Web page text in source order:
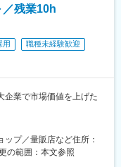
社）の可能性がありま
。※自宅待機の地域もあ
な状況が発生した場合
は代休取得、若しくは
その場合は時間外勤務を
幅広く取扱うマルチベ
残業10h
用
職種未経験歓迎
企業で市場価値を上げた
や配属後等様々な研修を
ップ／量販店など住所：
の範囲：本文参照